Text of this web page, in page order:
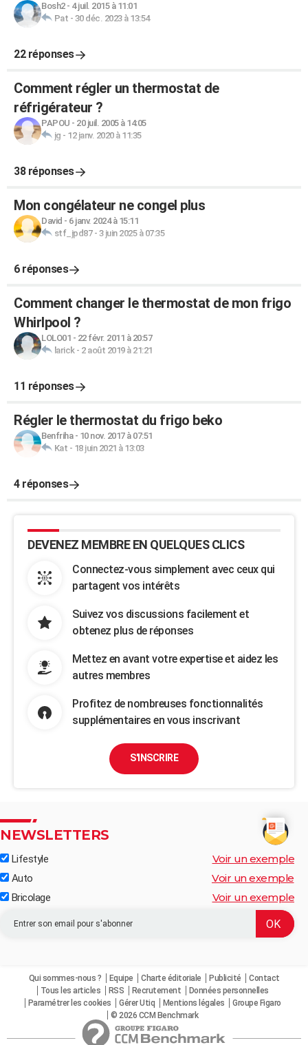
Bosh2- 4 juil. 2015 à 11:01
Pat - 30 déc. 2023 à 13:54
22 réponses
Comment régler un thermostat de
réfrigérateur ?
PAPOU - 20 juil. 2005 à 14:05
jg - 12 janv. 2020 à 11:35
38 réponses
Mon congélateur ne congel plus
David - 6 janv. 2024 à 15:11
stf_jpd87- 3 juin 2025 à 07:35
6 réponses
Comment changer le thermostat de mon frigo
Whirlpool ?
LOLO01 - 22 févr. 2011 à 20:57
larick- 2 août 2019 à 21:21
11 réponses
Régler le thermostat du frigo beko
Benfriha- 10 nov. 2017 à 07:51
Kat - 18 juin 2021 à 13:03
4 réponses
DEVENEZ MEMBRE EN QUELQUES CLICS
Connectez-vous simplement avec ceux qui
partagent vos intérêts
Suivez vos discussions facilement et
obtenez plus de réponses
Mettez en avant votre expertise et aidez les
autres membres
Profitez de nombreuses fonctionnalités
supplémentaires en vous inscrivant
S'INSCRIRE
NEWSLETTERS
Lifestyle Voir un exemple
Auto Voir un exemple
Bricolage Voir un exemple
Qui sommes-nous ? Equipe Charte éditoriale Publicité
Contact
Tous les articles
RSS Recrutement
Données personnelles
Paramétrer les cookies
Gérer Utiq Mentions légales
Groupe Figaro
© 2026 CCM Benchmark